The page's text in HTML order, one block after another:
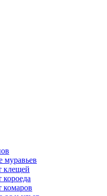
муравьев
клещей
короеда
комаров